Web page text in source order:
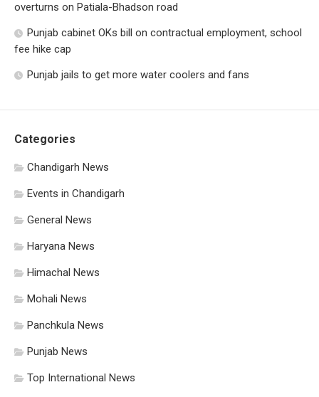
overturns on Patiala-Bhadson road
Punjab cabinet OKs bill on contractual employment, school
fee hike cap
Punjab jails to get more water coolers and fans
Categories
Chandigarh News
Events in Chandigarh
General News
Haryana News
Himachal News
Mohali News
Panchkula News
Punjab News
Top International News